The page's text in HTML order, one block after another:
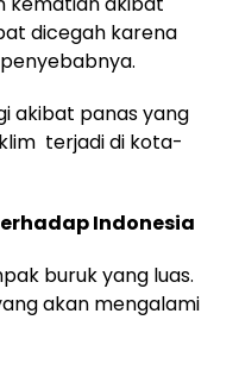
dicegah karena
akibat panas yang
terjadi di kota-
Indonesia
buruk yang luas.
akan mengalami